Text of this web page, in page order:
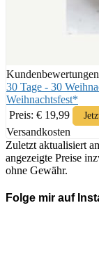
Kundenbewertungen
30 Tage - 30
Weihnachtsfest*
Preis: € 19,99
Versandkosten
Zuletzt aktualisiert
angezeigte Preise
ohne Gewähr.
Folge mir auf